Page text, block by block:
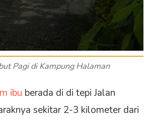
Pagi di Kampung Halaman
ibu berada di di tepi Jalan
sekitar 2-3 kilometer dari